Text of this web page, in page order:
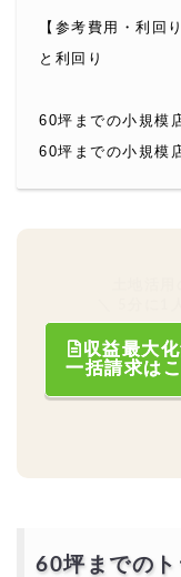
【参考費用・利回
と利回り
60坪までの小規模
60坪までの小規模
収益最大
一括請求は
60坪までのト